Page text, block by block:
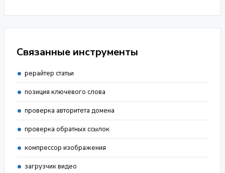
Связанные инструменты
рерайтер статьи
позиция ключевого слова
проверка авторитета домена
проверка обратных ссылок
компрессор изображения
загрузчик видео